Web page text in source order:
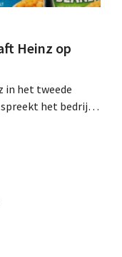
Heinz op
in het tweede
het bedrijf